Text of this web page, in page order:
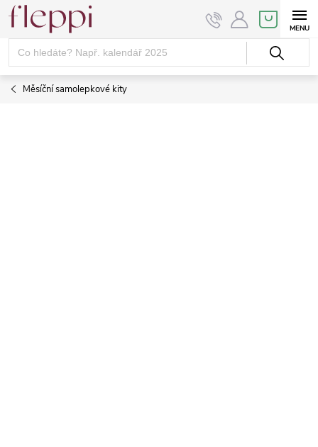
Přejít
obsah
NÁKUPNÍ
KOŠÍK
Měsíční samolepkové kity